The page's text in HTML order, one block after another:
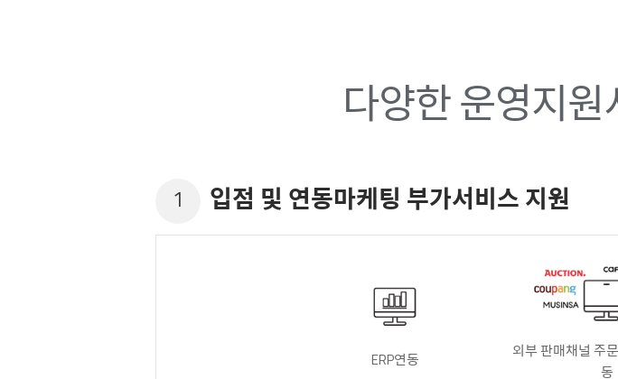
다양한 운영지
1 입점 및 연동마케팅 부가서비스 지원
ERP연동
외부 판매채널 주
동